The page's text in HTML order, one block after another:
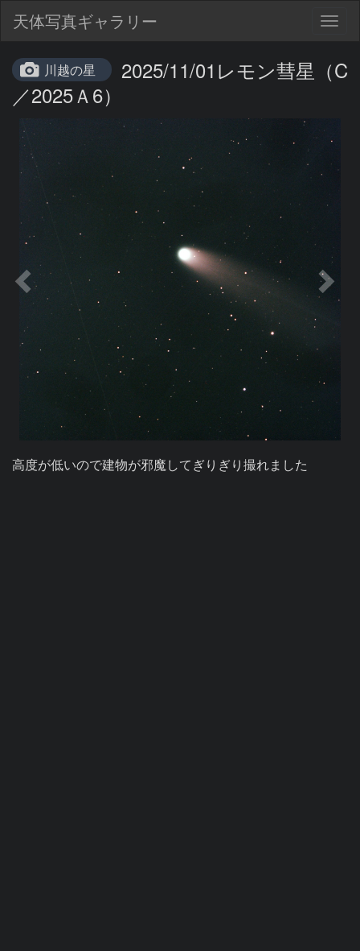
天体写真ギャラリー
川越の星
2025/11/01レモン彗星（C
／2025Ａ6）
高度が低いので建物が邪魔してぎりぎり撮れました